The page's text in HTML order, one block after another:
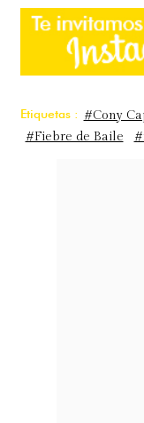
Etiquetas : #Cony
#Fiebre de Baile